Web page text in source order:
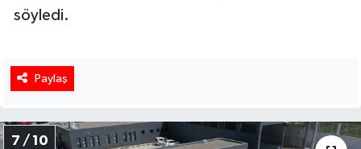
söyledi.
Paylaş
7 / 10